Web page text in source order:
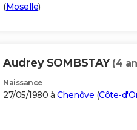
(Moselle)
Audrey SOMBSTAY (4
Naissance
27/05/1980 à Chenôve (Côte-